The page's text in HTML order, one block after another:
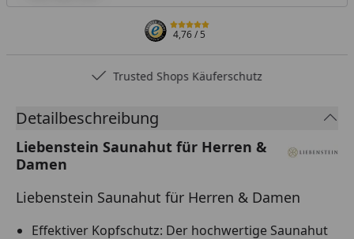
4,76/ 5
Trusted Shops Käuferschutz
Detailbeschreibung
Liebenstein Saunahut für Herren &
Damen
Liebenstein Saunahut für Herren & Damen
Effektiver Kopfschutz: Der hochwertige Saunahut